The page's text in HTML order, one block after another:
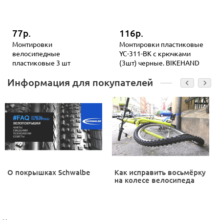
77р.
Монтировки
велосипедные
пластиковые 3 шт
116р.
Монтировки пластиковые
YC-311-BK с крючками
(3шт) черные. BIKEHAND
Информация для покупателей
О покрышках Schwalbe
Как исправить восьмёрку
на колесе велосипеда